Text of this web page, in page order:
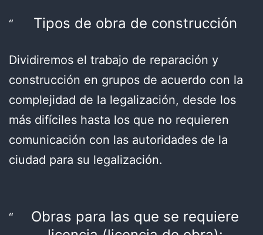
Tipos de obra de construcción
Dividiremos el trabajo de reparación y
construcción en grupos de acuerdo con la
complejidad de la legalización, desde los
más difíciles hasta los que no requieren
comunicación con las autoridades de la
ciudad para su legalización.
Obras para las que se requiere